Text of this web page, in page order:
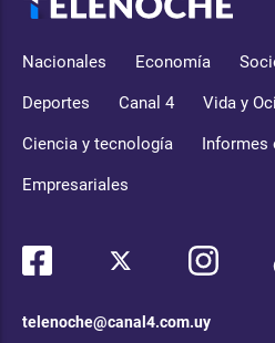
Nacionales Economía
Deportes Canal 4 Vida y
Ciencia y tecnología Informes
Empresariales
telenoche@canal4.com.uy